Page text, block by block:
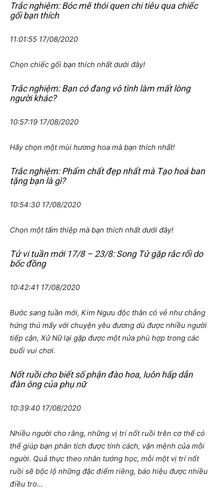
Trắc nghiệm: Bóc mẽ thói quen chi tiêu qua chiếc
gối bạn thích
11:01:55 17/08/2020
Chọn chiếc gối bạn thích nhất dưới đây!
Trắc nghiệm: Bạn có đang vô tình làm mất lòng
người khác?
10:57:19 17/08/2020
Hãy chọn một mùi hương hoa mà bạn thích nhất!
Trắc nghiệm: Phẩm chất đẹp nhất mà Tạo hoá ban
tặng bạn là gì?
10:54:30 17/08/2020
Chọn một tấm thiệp mà bạn thích nhất dưới đây!
Tử vi tuần mới 17/8 – 23/8: Song Tử gặp rắc rối do
bốc đồng
10:42:41 17/08/2020
Bước sang tuần mới, Kim Ngưu độc thân có vẻ như chẳng
hứng thú mấy với chuyện yêu đương dù được nhiều người
tiếp cận, Xử Nữ lại gặp được một nửa phù hợp trong các
buổi vui chơi.
Nốt ruồi cho biết số phận đào hoa, luôn hấp dẫn
đàn ông của phụ nữ
10:39:40 17/08/2020
Nhiều người cho rằng, những vị trí nốt ruồi trên cơ thể có
thể giúp bạn phân tích được tính cách, vận mệnh của mỗi
người. Quả thực theo nhân tướng học, mỗi một vị trí nốt
ruồi sẽ bộc lộ những đặc điểm riêng, báo hiệu được nhiều
điều tro…